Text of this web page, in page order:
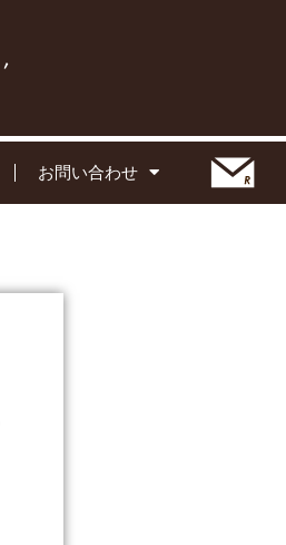
お問い合わせ